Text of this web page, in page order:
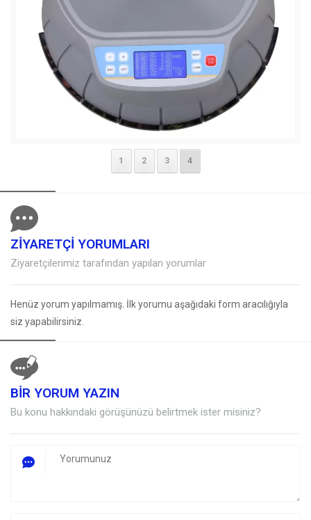
1 2 3 4
ZİYARETÇİ YORUMLARI
Ziyaretçilerimiz tarafından yapılan yorumlar
Henüz yorum yapılmamış. İlk yorumu aşağıdaki form aracılığıyla
siz yapabilirsiniz.
BİR YORUM YAZIN
Bu konu hakkındaki görüşünüzü belirtmek ister misiniz?
Müşteri Temsilcisi